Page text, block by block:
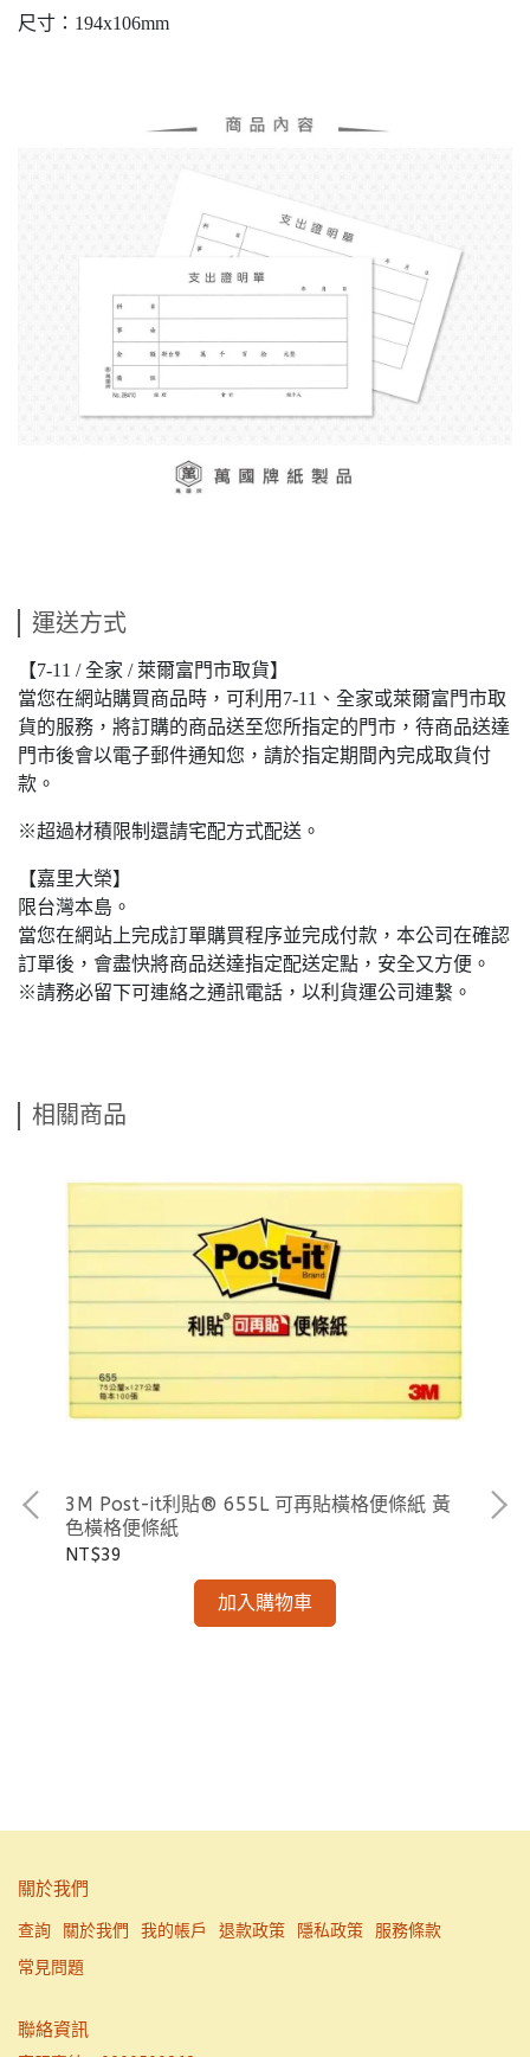
尺寸：194x106mm
運送方式
【7-11 / 全家 / 萊爾富門市取貨】
當您在網站購買商品時，可利用7-11、全家或萊爾富門市取
貨的服務，將訂購的商品送至您所指定的門市，待商品送達
門市後會以電子郵件通知您，請於指定期間內完成取貨付
款。
※超過材積限制還請宅配方式配送。
【嘉里大榮】
限台灣本島。
當您在網站上完成訂單購買程序並完成付款，本公司在確認
訂單後，會盡快將商品送達指定配送定點，安全又方便。
※請務必留下可連絡之通訊電話，以利貨運公司連繫。
相關商品
3M Post-it利貼® 655L 可再貼橫格便條紙 黃
色橫格便條紙
NT$39
加入購物車
關於我們
查詢 關於我們 我的帳戶 退款政策 隱私政策
服務條款
常見問題
聯絡資訊